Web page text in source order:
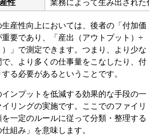
性
業務によって生み出された
産性向上においては、後者の「付加価
要であり、「産出（アウトプット）÷
」で測定できます。つまり、より少な
、より多くの仕事量をこなしたり、付
る必要があるということです。
ンプットを低減する効果的な手段の一
リングの実施です。ここでのファイリ
一定のルールに従って分類・整理する
組み」を意味します。